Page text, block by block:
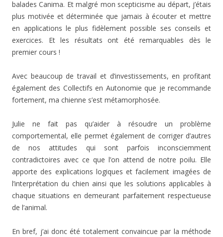
balades Canima. Et malgré mon scepticisme au départ, j’étais
plus motivée et déterminée que jamais à écouter et mettre
en applications le plus fidèlement possible ses conseils et
exercices. Et les résultats ont été remarquables dès le
premier cours !
Avec beaucoup de travail et d’investissements, en profitant
également des Collectifs en Autonomie que je recommande
fortement, ma chienne s’est métamorphosée.
Julie ne fait pas qu’aider à résoudre un problème
comportemental, elle permet également de corriger d’autres
de nos attitudes qui sont parfois inconsciemment
contradictoires avec ce que l’on attend de notre poilu. Elle
apporte des explications logiques et facilement imagées de
l’interprétation du chien ainsi que les solutions applicables à
chaque situations en demeurant parfaitement respectueuse
de l’animal.
En bref, j’ai donc été totalement convaincue par la méthode